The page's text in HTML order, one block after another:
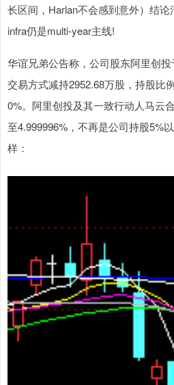
长区间，Harlan不会感到意外）结
infra仍是multi-year主线!
华谊兄弟公告称，公司股东阿里创
交易方式减持2952.68万股，持股比
0%。阿里创投及其一致行动人马云
至4.999996%，不再是公司持股5%
样：